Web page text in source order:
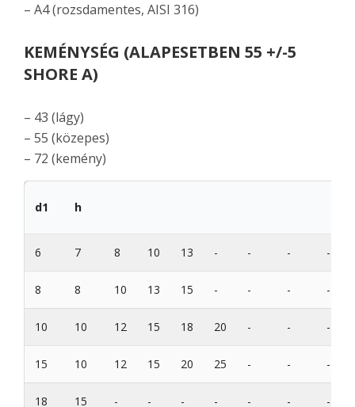
– A4 (rozsdamentes, AISI 316)
KEMÉNYSÉG (ALAPESETBEN 55 +/-5
SHORE A)
– 43 (lágy)
– 55 (közepes)
– 72 (kemény)
d1 h
6 7 8 10 13 - - - -
8 8 10 13 15 - - - -
10 10 12 15 18 20 - - -
15 10 12 15 20 25 - - -
18 15 - - - - - - -